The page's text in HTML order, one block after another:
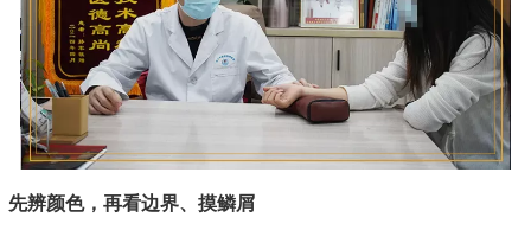
先辨颜色，再看边界、摸鳞屑